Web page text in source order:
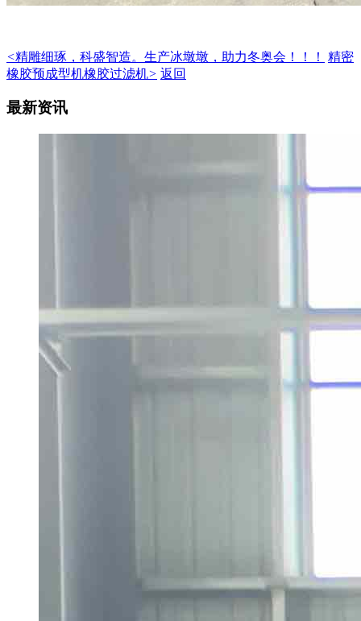
<精雕细琢，科盛智造。生产冰墩墩，助力冬奥会！！！
精密
橡胶预成型机橡胶过滤机> 返回
最新资讯